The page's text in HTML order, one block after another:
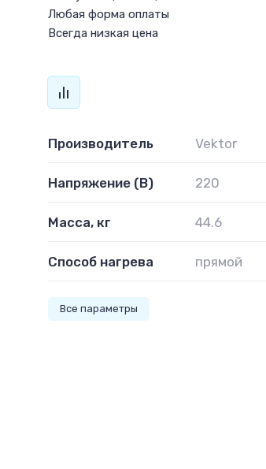
Любая форма оплаты
Всегда низкая цена
Производитель Vektor
Напряжение (В) 220
Масса, кг 44.6
Способ нагрева прямой
Все параметры